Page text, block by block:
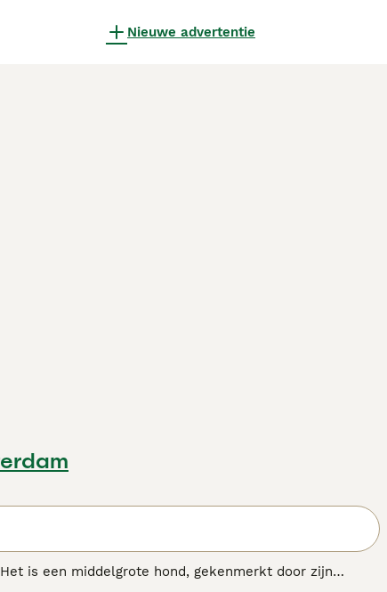
Nieuwe advertentie
is een middelgrote hond, gekenmerkt door zijn